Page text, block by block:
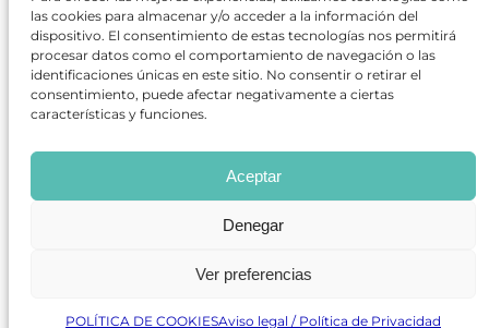
las cookies para almacenar y/o acceder a la información del
dispositivo. El consentimiento de estas tecnologías nos permitirá
procesar datos como el comportamiento de navegación o las
identificaciones únicas en este sitio. No consentir o retirar el
consentimiento, puede afectar negativamente a ciertas
características y funciones.
Aceptar
Denegar
Ver preferencias
POLÍTICA DE COOKIESAviso legal / Política de Privacidad
OBRAS MÁS VOTADAS
RANKING MEJORES OBRAS
BÚSQUEDA AVANZADA DE OBRAS
Revista GODOTes una revista independiente especializada
en información sobre artes escénicas de Madrid, gratuita y
que se distribuye en espacios escénicos, además de otros
puntos de interés turístico y de ocio de la capital.
Desarrollado por Precise Future